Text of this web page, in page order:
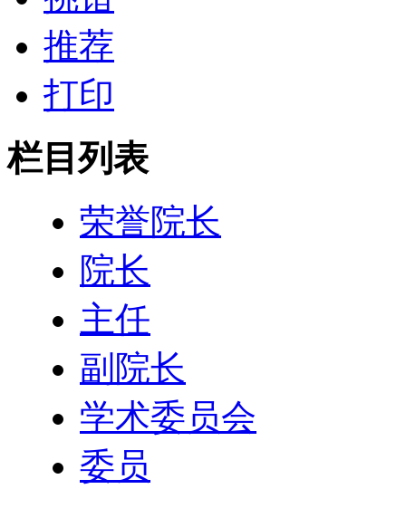
推荐
打印
栏目列表
荣誉院长
院长
主任
副院长
学术委员会
委员